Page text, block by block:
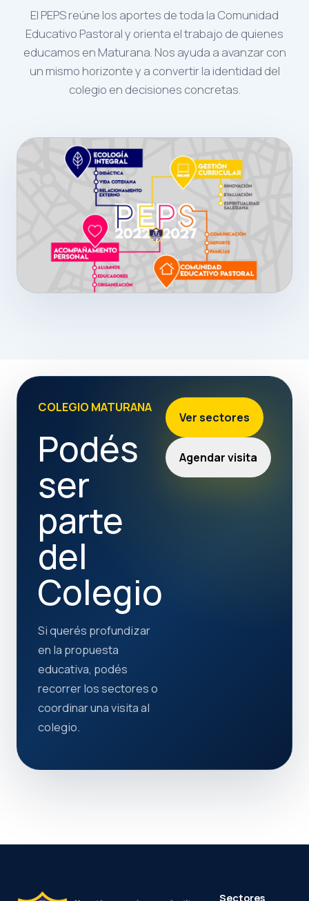
El PEPS reúne los aportes de toda la Comunidad
Educativo Pastoral y orienta el trabajo de quienes
educamos en Maturana. Nos ayuda a avanzar con
un mismo horizonte y a convertir la identidad del
colegio en decisiones concretas.
COLEGIO MATURANA
Podés
ser
parte
del
Colegio
Si querés profundizar
en la propuesta
educativa, podés
recorrer los sectores o
coordinar una visita al
colegio.
Ver sectores
Agendar visita
Sectores